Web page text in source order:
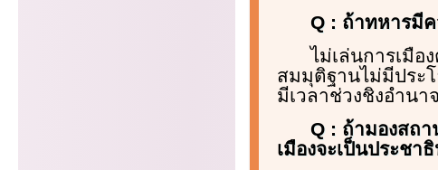
Q : ถ้าทหารมี
ไม่เล่นการเมือ
สมมุติฐานไม่มีประ
มีเวลาช่วงชิงอำน
Q : ถ้ามองสถ
เมืองจะเป็นประชา